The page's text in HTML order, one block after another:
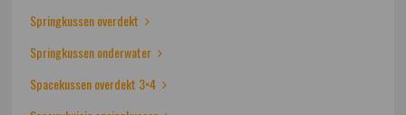
Springkussen overdekt
Springkussen onderwater
Spacekussen overdekt 3×4